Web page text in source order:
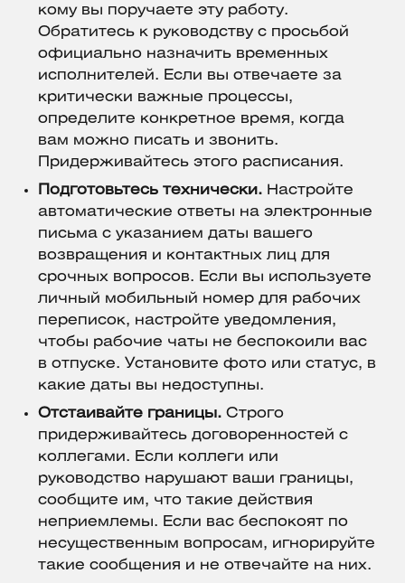
кому вы поручаете эту работу.
Обратитесь к руководству с просьбой
официально назначить временных
исполнителей. Если вы отвечаете за
критически важные процессы,
определите конкретное время, когда
вам можно писать и звонить.
Придерживайтесь этого расписания.
Подготовьтесь технически. Настройте
автоматические ответы на электронные
письма с указанием даты вашего
возвращения и контактных лиц для
срочных вопросов. Если вы используете
личный мобильный номер для рабочих
переписок, настройте уведомления,
чтобы рабочие чаты не беспокоили вас
в отпуске. Установите фото или статус, в
какие даты вы недоступны.
Отстаивайте границы. Строго
придерживайтесь договоренностей с
коллегами. Если коллеги или
руководство нарушают ваши границы,
сообщите им, что такие действия
неприемлемы. Если вас беспокоят по
несущественным вопросам, игнорируйте
такие сообщения и не отвечайте на них.